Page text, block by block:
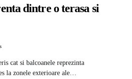
dintre o terasa si
cat si balcoanele reprezinta
la zonele exterioare ale…